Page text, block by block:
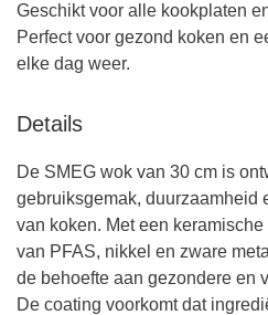
Geschikt voor alle kookplaten
Perfect voor gezond koken en
elke dag weer.
Details
De SMEG wok van 30 cm is
gebruiksgemak, duurzaamheid
van koken. Met een
van PFAS, nikkel en zware
de behoefte aan gezondere en
De coating voorkomt dat